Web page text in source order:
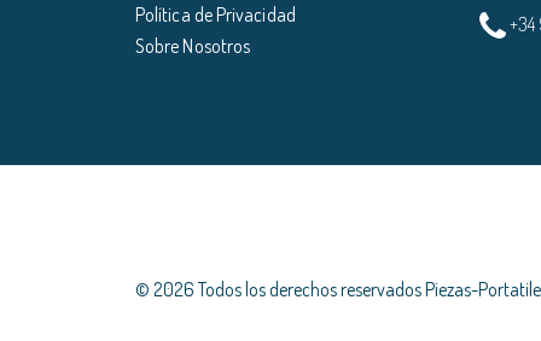
Política de Privacidad
Sobre Nosotros
© 2026 Todos los derechos reservados Piezas-